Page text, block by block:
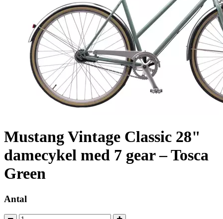
Mustang Vintage Classic 28"
damecykel med 7 gear – Tosca
Green
Antal